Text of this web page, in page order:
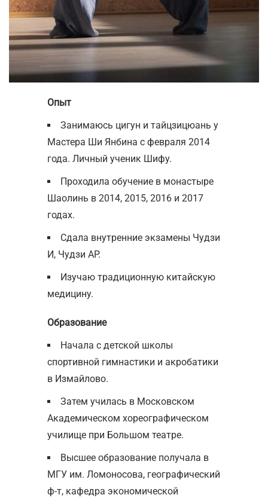
Опыт
Занимаюсь цигун и тайцзицюань у
Мастера Ши Янбина с февраля 2014
года. Личный ученик Шифу.
Проходила обучение в монастыре
Шаолинь в 2014, 2015, 2016 и 2017
годах.
Сдала внутренние экзамены Чудзи
И, Чудзи АР.
Изучаю традиционную китайскую
медицину.
Образование
Начала с детской школы
спортивной гимнастики и акробатики
в Измайлово.
Затем училась в Московском
Академическом хореографическом
училище при Большом театре.
Высшее образование получала в
МГУ им. Ломоносова, географический
ф-т, кафедра экономической